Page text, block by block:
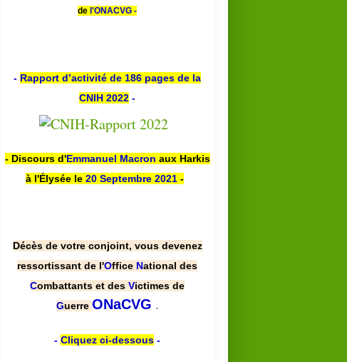
de l'ONACVG -
- Rapport d’activité de 186 pages de la
CNIH 2022 -
- Discours d'Emmanuel Macron aux Harkis
à l'Élysée le 20 Septembre 2021 -
Décès de votre conjoint, vous devenez
ressortissant de l'Office National des
Combattants et des Victimes de
Guerre ONaCVG .
- Cliquez ci-dessous -